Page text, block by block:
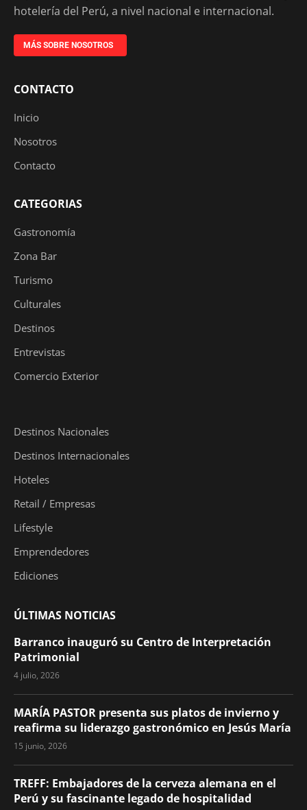
hotelería del Perú, a nivel nacional e internacional.
MÁS SOBRE NOSOTROS
CONTACTO
Inicio
Nosotros
Contacto
CATEGORIAS
Gastronomía
Zona Bar
Turismo
Culturales
Destinos
Entrevistas
Comercio Exterior
Destinos Nacionales
Destinos Internacionales
Hoteles
Retail / Empresas
Lifestyle
Emprendedores
Ediciones
ÚLTIMAS NOTICIAS
Barranco inauguró su Centro de Interpretación
Patrimonial
4 julio, 2026
MARÍA PASTOR presenta sus platos de invierno y
reafirma su liderazgo gastronómico en Jesús María
15 junio, 2026
TREFF: Embajadores de la cerveza alemana en el
Perú y su fascinante legado de hospitalidad